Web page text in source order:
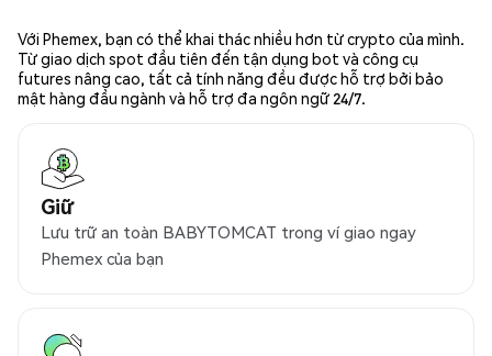
Với Phemex, bạn có thể khai thác nhiều hơn từ crypto của mình.
Từ giao dịch spot đầu tiên đến tận dụng bot và công cụ
futures nâng cao, tất cả tính năng đều được hỗ trợ bởi bảo
mật hàng đầu ngành và hỗ trợ đa ngôn ngữ 24/7.
Giữ
Lưu trữ an toàn BABYTOMCAT trong ví giao ngay
Phemex của bạn